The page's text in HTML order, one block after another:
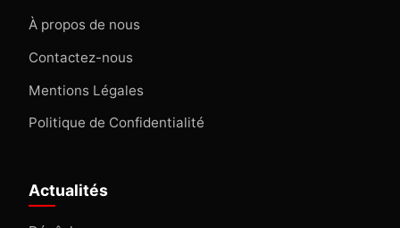
À propos de nous
Contactez-nous
Mentions Légales
Politique de Confidentialité
Actualités